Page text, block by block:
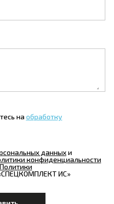
наобработку
данныхи
конфиденциальности
Политики
ИС»